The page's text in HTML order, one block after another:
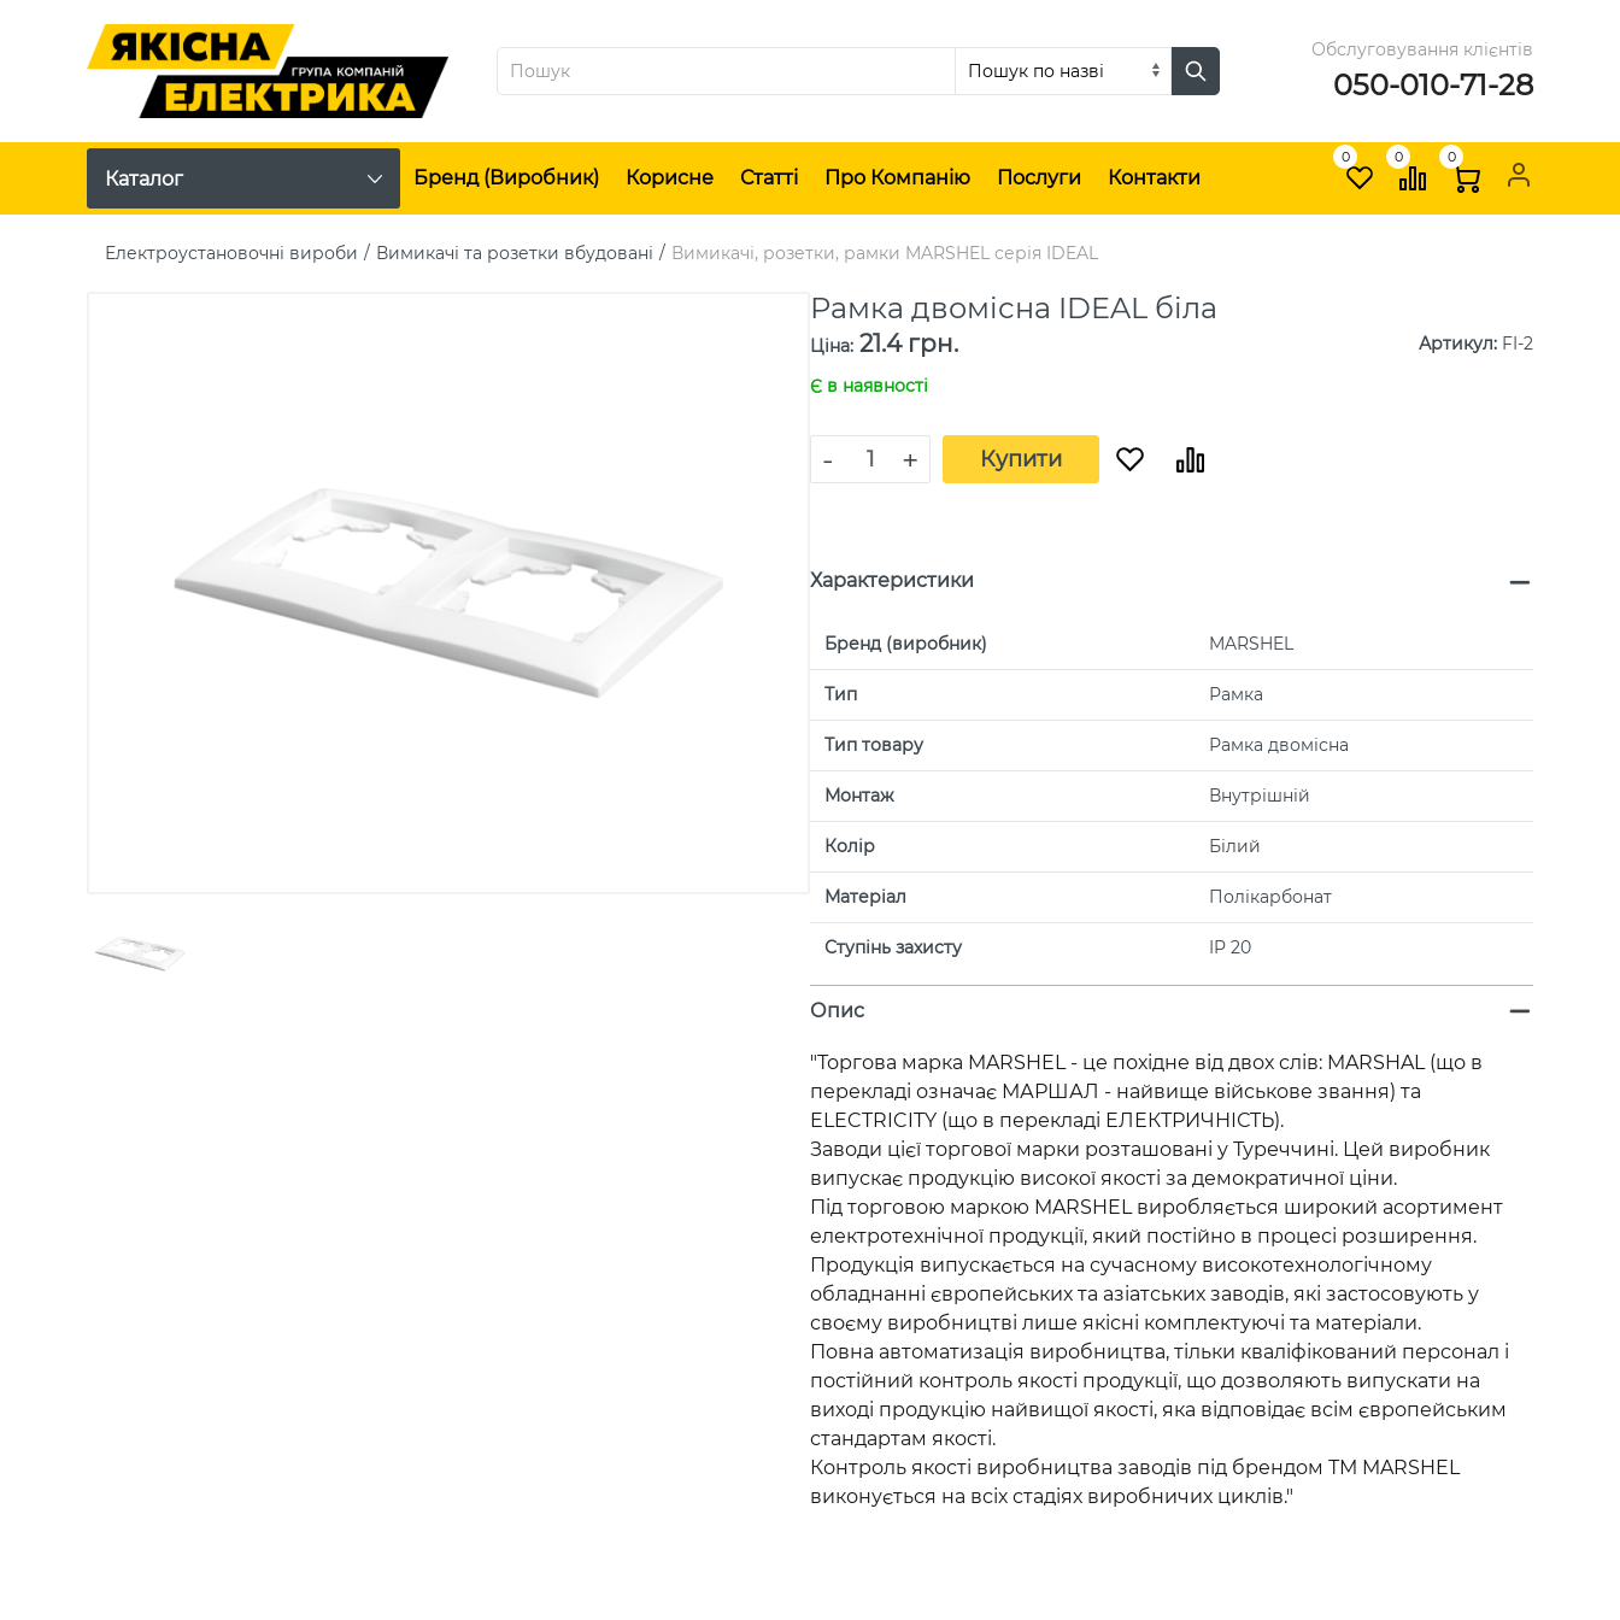
Обслуговування клієнтів
050-010-71-28
Каталог Бренд (виробник) Корисне Статті Про Компанію Послуги Контакти
0 0 0
Електроустановочні вироби Вимикачі та розетки вбудовані Вимикачі, розетки, рамки MARSHEL серія IDEAL
Рамка двомісна IDEAL біла
Ціна: 21.4 грн. Артикул: FI-2
Є в наявності
- + Купити
Характеристики
Бренд (виробник) MARSHEL
Тип Рамка
Тип товару Рамка двомісна
Монтаж Внутрішній
Колір Білий
Матеріал Полікарбонат
Ступінь захисту IP 20
Опис
"Торгова марка MARSHEL - це похідне від двох слів: MARSHAL (що в
перекладі означає МАРШАЛ - найвище військове звання) та
ELECTRICITY (що в перекладі ЕЛЕКТРИЧНІСТЬ).
Заводи цієї торгової марки розташовані у Туреччині. Цей виробник
випускає продукцію високої якості за демократичної ціни.
Під торговою маркою MARSHEL виробляється широкий асортимент
електротехнічної продукції, який постійно в процесі розширення.
Продукція випускається на сучасному високотехнологічному
обладнанні європейських та азіатських заводів, які застосовують у
своєму виробництві лише якісні комплектуючі та матеріали.
Повна автоматизація виробництва, тільки кваліфікований персонал і
постійний контроль якості продукції, що дозволяють випускати на
виході продукцію найвищої якості, яка відповідає всім європейським
стандартам якості.
Контроль якості виробництва заводів під брендом ТМ MARSHEL
виконується на всіх стадіях виробничих циклів."